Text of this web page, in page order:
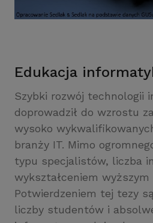
Edukacja
Szybki rozwój technologii
doprowadził do wzrostu
wysoko
branży IT. Mimo
typu specjalistów, liczba
wykształceniem wyższym
Potwierdzeniem tej tezy
liczby studentów i